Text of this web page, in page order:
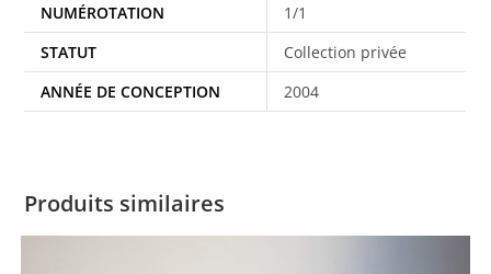
NUMÉROTATION
1/1
STATUT
Collection privée
ANNÉE DE CONCEPTION
2004
Produits similaires